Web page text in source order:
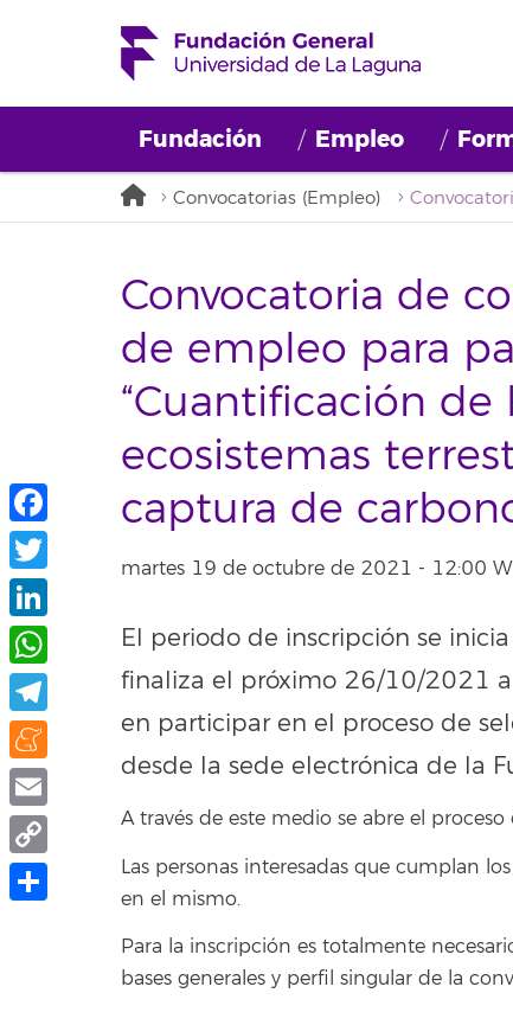
Fundación Empleo
Convocatorias (Empleo)
Convocatoria de
de empleo para
“Cuantificación
ecosistemas
captura de
martes 19 de octubre de 2021 - 12:00
El periodo de inscripción se
finaliza el próximo 26/10/2021 a
en participar en el proceso de
desde la sede electrónica de la
A través de este medio se abre el
Las personas interesadas que cumplan
en el mismo.
Para la inscripción es totalmente
bases generales y perfil singular de la
Facebook
Twitter
LinkedIn
WhatsApp
Telegram
Meneame
Email
Copy